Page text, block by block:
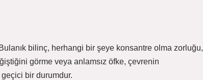
bilinç, herhangi bir şeye konsantre olma zorluğu,
görme veya anlamsız öfke, çevrenin
geçici bir durumdur.